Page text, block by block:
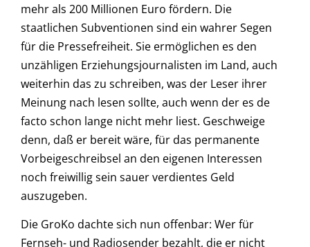
mehr als 200 Millionen Euro fördern. Die
staatlichen Subventionen sind ein wahrer Segen
für die Pressefreiheit. Sie ermöglichen es den
unzähligen Erziehungsjournalisten im Land, auch
weiterhin das zu schreiben, was der Leser ihrer
Meinung nach lesen sollte, auch wenn der es de
facto schon lange nicht mehr liest. Geschweige
denn, daß er bereit wäre, für das permanente
Vorbeigeschreibsel an den eigenen Interessen
noch freiwillig sein sauer verdientes Geld
auszugeben.
Die GroKo dachte sich nun offenbar: Wer für
Fernseh- und Radiosender bezahlt, die er nicht